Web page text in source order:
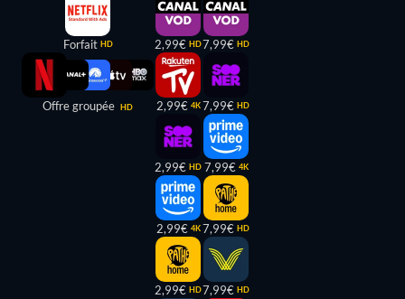
Forfait HD
Offre groupée HD
2,99€ HD
2,99€ 4K
2,99€ HD
2,99€ 4K
2,99€ HD
7,99€ HD
7,99€ HD
7,99€ 4K
7,99€ HD
7,99€ HD